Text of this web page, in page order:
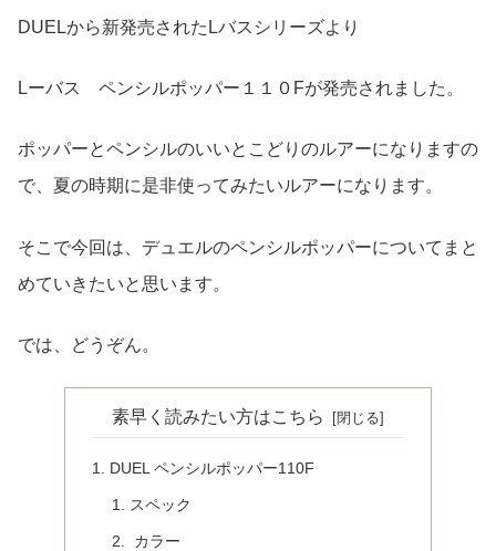
DUELから新発売されたLバスシリーズより
Lーバス ペンシルポッパー１１０Fが発売されました。
ポッパーとペンシルのいいとこどりのルアーになりますの
で、夏の時期に是非使ってみたいルアーになります。
そこで今回は、デュエルのペンシルポッパーについてまと
めていきたいと思います。
では、どうぞん。
素早く読みたい方はこちら
DUEL ペンシルポッパー110F
スペック
カラー